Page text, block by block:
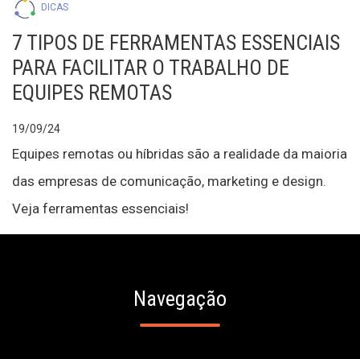
DICAS
7 TIPOS DE FERRAMENTAS ESSENCIAIS
PARA FACILITAR O TRABALHO DE
EQUIPES REMOTAS
19/09/24
Equipes remotas ou híbridas são a realidade da maioria
das empresas de comunicação, marketing e design.
Veja ferramentas essenciais!
Navegação